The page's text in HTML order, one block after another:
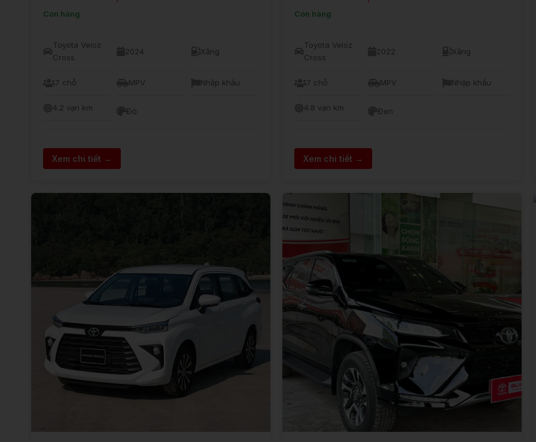
Còn hàng
Toyota Veloz
Cross
2024 Xăng
7 chỗ MPV Nhập khẩu
4.2 vạn km Đỏ
Xem chi tiết →
Còn hàng
Toyota Veloz
Cross
2022 Xăng
7 chỗ MPV Nhập khẩu
4.8 vạn km Đen
Xem chi tiết →